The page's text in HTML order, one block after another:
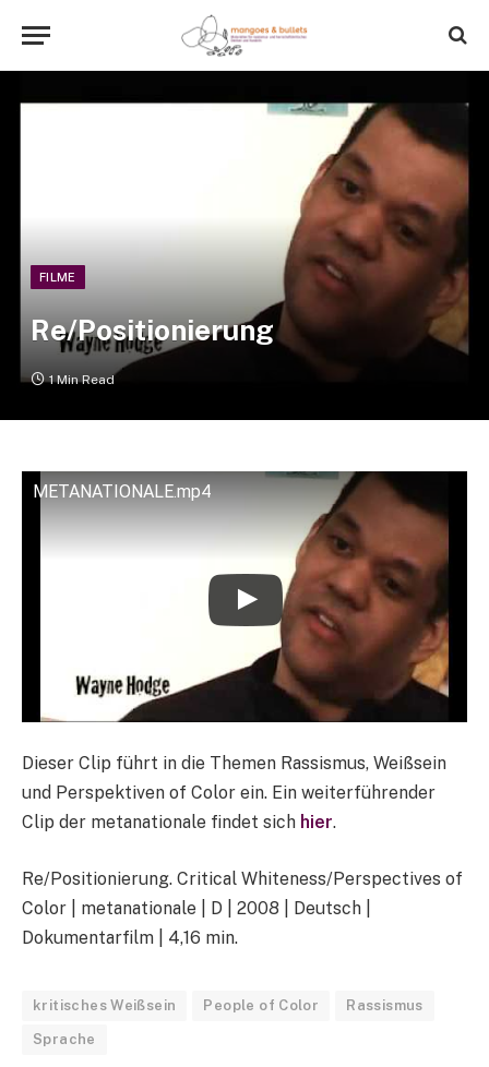
FILME
Re/Positionierung
1 Min Read
METANATIONALE.mp4
Dieser Clip führt in die Themen Rassismus, Weißsein
und Perspektiven of Color ein. Ein weiterführender
Clip der metanationale findet sich hier.
Re/Positionierung. Critical Whiteness/Perspectives of
Color | metanationale | D | 2008 | Deutsch |
Dokumentarfilm | 4,16 min.
kritisches Weißsein People of Color Rassismus
Sprache